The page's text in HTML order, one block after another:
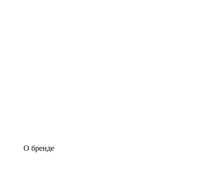
О бренде